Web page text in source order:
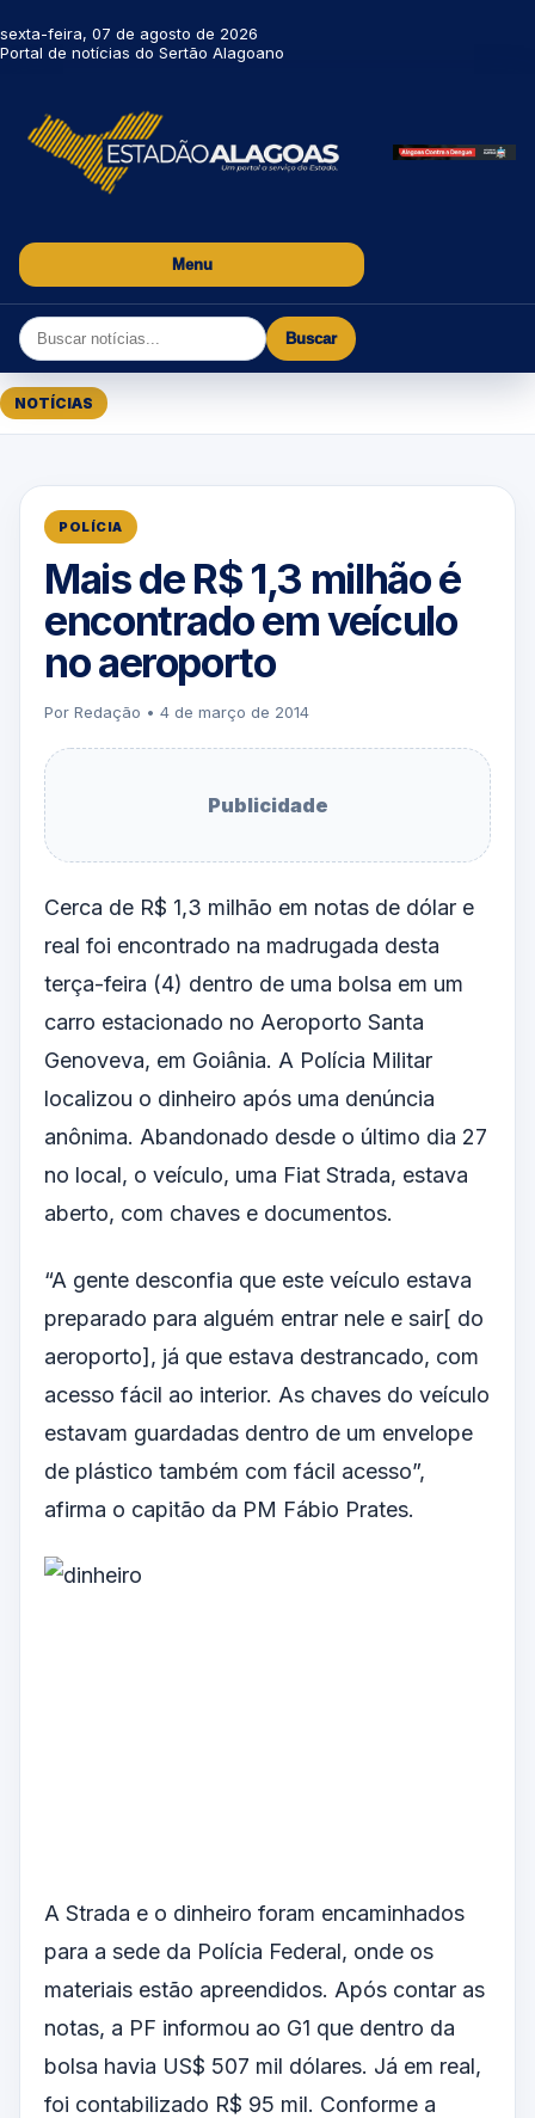
sexta-feira, 07 de agosto de 2026
Portal de notícias do Sertão Alagoano
Menu
Buscar
NOTÍCIAS
POLÍCIA
Mais de R$ 1,3 milhão é
encontrado em veículo
no aeroporto
Por Redação • 4 de março de 2014
Publicidade
Cerca de R$ 1,3 milhão em notas de dólar e
real foi encontrado na madrugada desta
terça-feira (4) dentro de uma bolsa em um
carro estacionado no Aeroporto Santa
Genoveva, em Goiânia. A Polícia Militar
localizou o dinheiro após uma denúncia
anônima. Abandonado desde o último dia 27
no local, o veículo, uma Fiat Strada, estava
aberto, com chaves e documentos.
“A gente desconfia que este veículo estava
preparado para alguém entrar nele e sair[ do
aeroporto], já que estava destrancado, com
acesso fácil ao interior. As chaves do veículo
estavam guardadas dentro de um envelope
de plástico também com fácil acesso”,
afirma o capitão da PM Fábio Prates.
A Strada e o dinheiro foram encaminhados
para a sede da Polícia Federal, onde os
materiais estão apreendidos. Após contar as
notas, a PF informou ao G1 que dentro da
bolsa havia US$ 507 mil dólares. Já em real,
foi contabilizado R$ 95 mil. Conforme a